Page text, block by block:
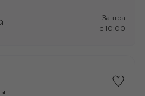
Завтра
c 10:00